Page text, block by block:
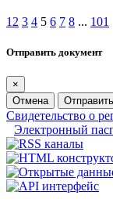
1 2 3 4 5 6 7 8 ... 101
Отправить документ
×
Отмена
Отправить
Свидетельство о
Электронный